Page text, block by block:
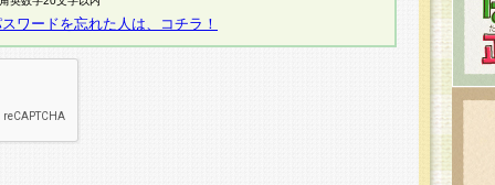
ワードを忘れた人は、コチラ！